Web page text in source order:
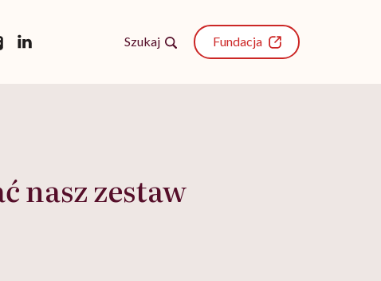
Szukaj Fundacja
nasz zestaw